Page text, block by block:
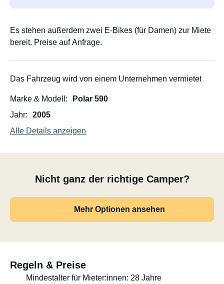
Es stehen außerdem zwei E-Bikes (für Damen) zur Miete
bereit. Preise auf Anfrage.
Das Fahrzeug wird von einem Unternehmen vermietet
Marke & Modell
Polar 590
Jahr
2005
Alle Details anzeigen
Nicht ganz der richtige Camper?
Mehr Optionen ansehen
Regeln & Preise
Mindestalter für Mieter:innen: 28 Jahre